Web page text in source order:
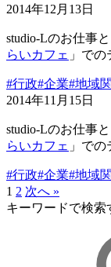
2014年12月13日
studio-Lのお仕事
らいカフェ 」で
#行政#企業#地域
2014年11月15日
studio-Lのお仕事
らいカフェ 」で
#行政#企業#地域
1 2 次へ »
キーワードで検索